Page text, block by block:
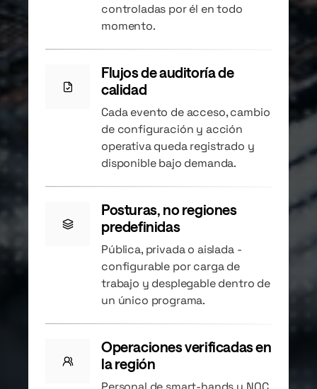
controladas por él en todo
momento.
Flujos de auditoría de
calidad
Cada evento de acceso, cambio
de configuración y acción
operativa queda registrado y
disponible bajo demanda.
Posturas, no regiones
predefinidas
Pública, privada o aislada -
configurable por carga de
trabajo y desplegable dentro de
un único programa.
Operaciones verificadas en
la región